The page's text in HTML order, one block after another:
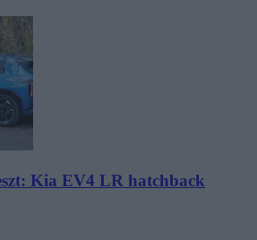
Kia EV4 LR hatchback